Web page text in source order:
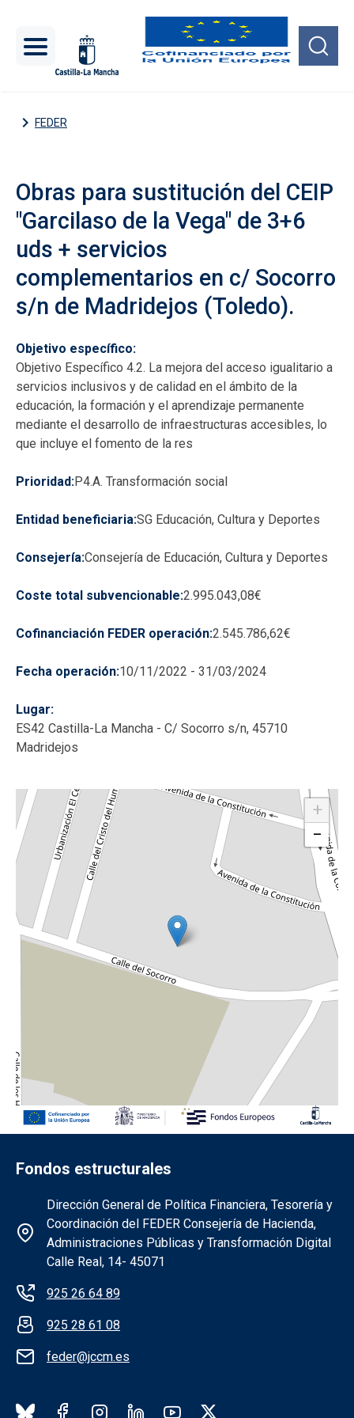
FEDER
Obras para sustitución del CEIP
"Garcilaso de la Vega" de 3+6
uds + servicios
complementarios en c/ Socorro
s/n de Madridejos (Toledo).
Objetivo específico
Objetivo Específico 4.2. La mejora del acceso igualitario a
servicios inclusivos y de calidad en el ámbito de la
educación, la formación y el aprendizaje permanente
mediante el desarrollo de infraestructuras accesibles, lo
que incluye el fomento de la res
Prioridad P4.A. Transformación social
Entidad beneficiaria SG Educación, Cultura y Deportes
Consejería Consejería de Educación, Cultura y Deportes
Coste total subvencionable 2.995.043,08€
Cofinanciación FEDER operación 2.545.786,62€
Fecha operación 10/11/2022 - 31/03/2024
Lugar
ES42 Castilla-La Mancha - C/ Socorro s/n, 45710
Madridejos
+
−
Fondos estructurales
Información de la institución FEDER
Dirección General de Política Financiera, Tesorería y
Coordinación del FEDER Consejería de Hacienda,
Administraciones Públicas y Transformación Digital
Calle Real, 14- 45071
925 26 64 89
925 28 61 08
feder@jccm.es
Redes sociales institución FEDER